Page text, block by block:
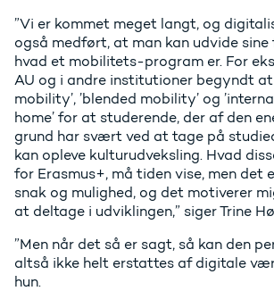
”Vi er kommet meget langt, og
også medført, at man kan udvide
hvad et mobilitets-program er. For
AU og i andre institutioner begyndt at
mobility’, ’blended mobility’ og
home’ for at studerende, der af den
grund har svært ved at tage på
kan opleve kulturudveksling. Hvad
for Erasmus+, må tiden vise, men det
snak og mulighed, og det motiverer
at deltage i udviklingen,” siger Trine
”Men når det så er sagt, så kan den
altså ikke helt erstattes af digitale
hun.